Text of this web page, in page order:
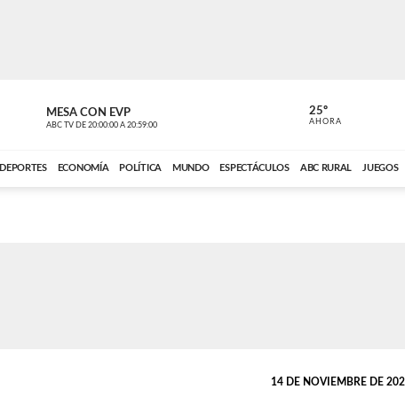
MESA CON EVP
ABC TV DE 20:00:00 A 20:59:00 ABC CARDINAL
25º
AHORA
DEPORTES ECONOMÍA POLÍTICA MUNDO ESPECTÁCULOS ABC RURAL JUEGOS
14 DE NOVIEMBRE DE